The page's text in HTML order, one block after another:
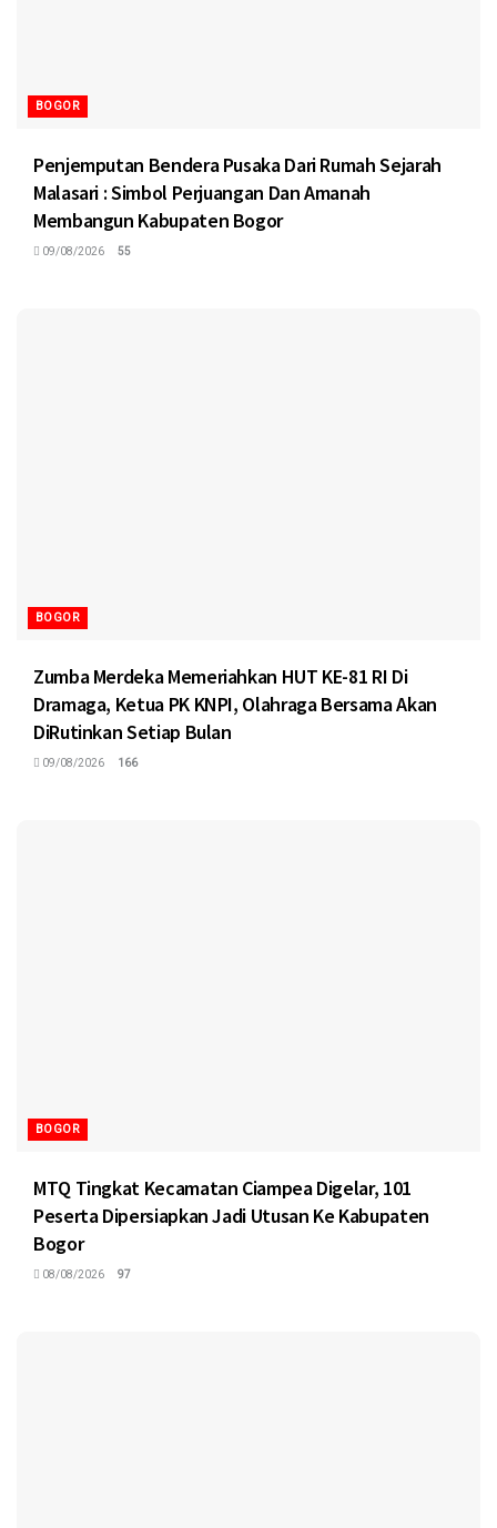
BOGOR
Penjemputan Bendera Pusaka Dari Rumah Sejarah
Malasari : Simbol Perjuangan Dan Amanah
Membangun Kabupaten Bogor
09/08/2026 55
BOGOR
Zumba Merdeka Memeriahkan HUT KE-81 RI Di
Dramaga, Ketua PK KNPI, Olahraga Bersama Akan
DiRutinkan Setiap Bulan
09/08/2026 166
BOGOR
MTQ Tingkat Kecamatan Ciampea Digelar, 101
Peserta Dipersiapkan Jadi Utusan Ke Kabupaten
Bogor
08/08/2026 97